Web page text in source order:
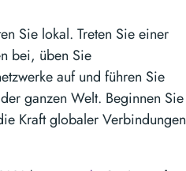
Sie lokal. Treten Sie einer
bei, üben Sie
auf und führen Sie
ganzen Welt. Beginnen Sie
Kraft globaler Verbindungen